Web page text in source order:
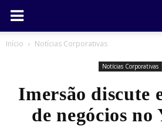
Início Notícias Corporativas
Notícias Corporativas
Imersão discute
de negócios no